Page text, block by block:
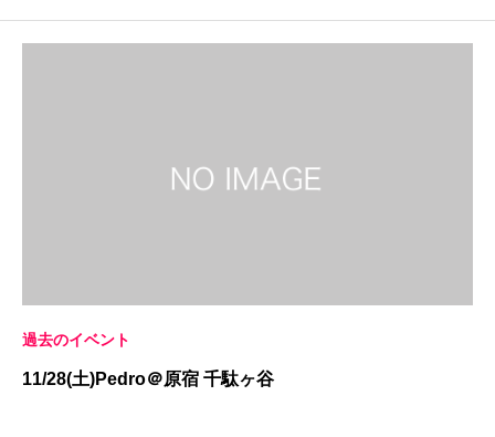
過去のイベント
11/28(土)Pedro＠原宿 千駄ヶ谷